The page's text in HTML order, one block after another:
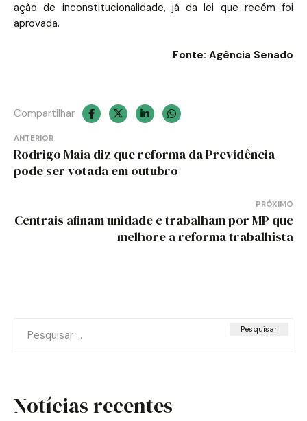
ação de inconstitucionalidade, já da lei que recém foi
aprovada.
Fonte: Agência Senado
Compartilhar
Navegação
de
ANTERIOR
Rodrigo Maia diz que reforma da Previdência
pode ser votada em outubro
PRÓXIMO
Centrais afinam unidade e trabalham por MP que
melhore a reforma trabalhista
por:
Notícias recentes